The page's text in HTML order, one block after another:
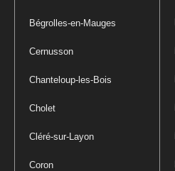
Bégrolles-en-Mauges
Cernusson
Chanteloup-les-Bois
Cholet
Cléré-sur-Layon
Coron